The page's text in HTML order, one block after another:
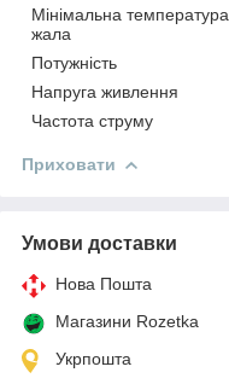
Мінімальна температура
жала
Потужність
Напруга живлення
Частота струму
Приховати
Умови доставки
Нова Пошта
Магазини Rozetka
Укрпошта